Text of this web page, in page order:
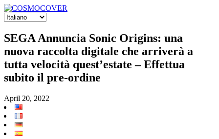
SEGA Annuncia Sonic Origins: una
nuova raccolta digitale che arriverà a
tutta velocità quest’estate – Effettua
subito il pre-ordine
April 20, 2022